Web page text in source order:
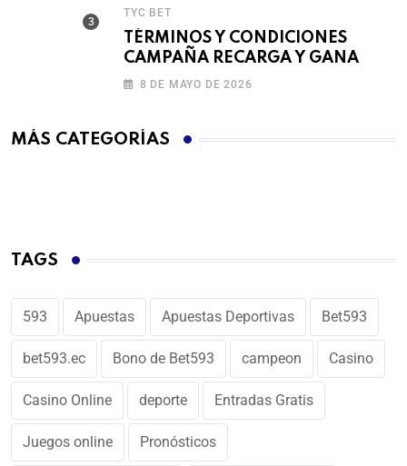
TYC BET
TÉRMINOS Y CONDICIONES
CAMPAÑA RECARGA Y GANA
8 DE MAYO DE 2026
MÁS CATEGORÍAS
TAGS
593 Apuestas Apuestas Deportivas Bet593
bet593.ec Bono de Bet593 campeon Casino
Casino Online deporte Entradas Gratis
Juegos online Pronósticos